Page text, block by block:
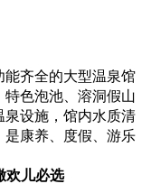
能齐全的大型温泉馆
色泡池、溶洞假山
泉设施，馆内水质清
是康养、度假、游乐
儿必选